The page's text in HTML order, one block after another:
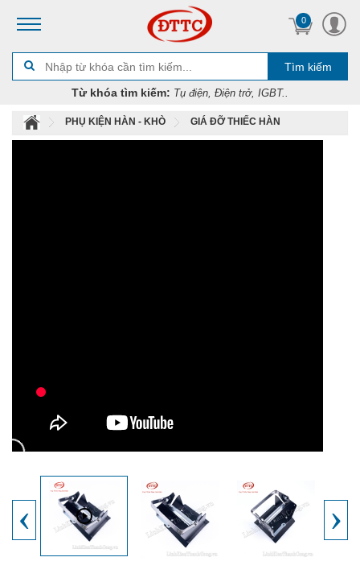
0
Tìm kiếm
Từ khóa tìm kiếm: Tụ điện, Điện trở, IGBT..
PHỤ KIỆN HÀN - KHÒ GIÁ ĐỠ THIẾC HÀN
‹ ›